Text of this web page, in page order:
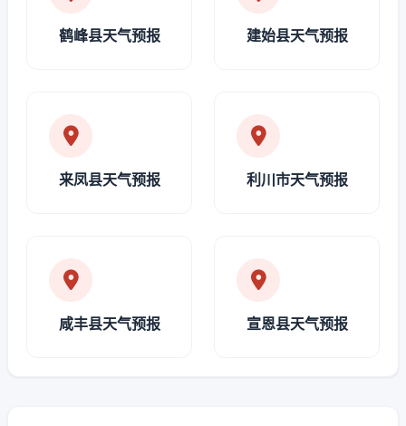
鹤峰县天气预报 建始县天气预报
来凤县天气预报 利川市天气预报
咸丰县天气预报 宣恩县天气预报